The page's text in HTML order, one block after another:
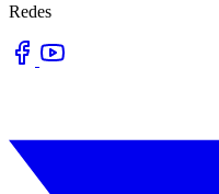
Redes